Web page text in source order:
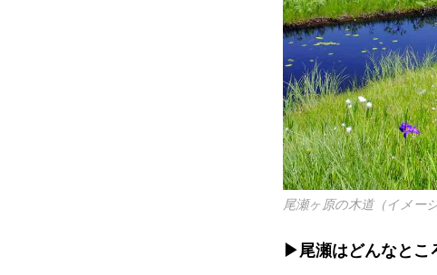
尾瀬ヶ原の木道（イメージ
▶尾瀬はどんなとこ